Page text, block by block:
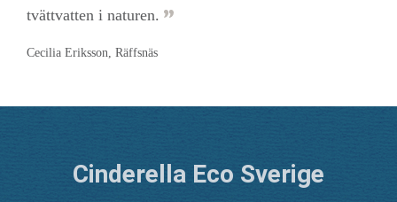
tvättvatten i naturen.
Cecilia Eriksson, Räffsnäs
Cinderella Eco Sverige